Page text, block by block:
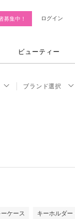
募集中！ ログイン
ビューティー
ブランド選択
ーケース キーホルダ